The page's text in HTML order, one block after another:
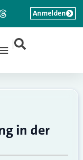
|
Anmelden
in der